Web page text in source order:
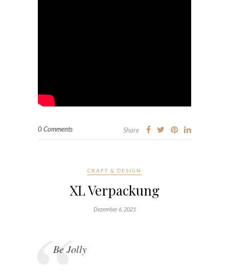
0 Comments Share
CRAFT & DESIGN
XL Verpackung
Dezember 6, 2021
Be Jolly